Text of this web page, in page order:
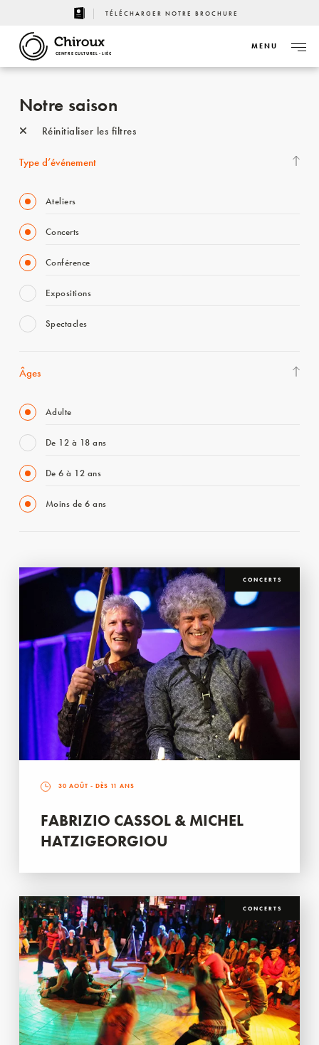
TÉLÉCHARGER NOTRE BROCHURE
CENTRE CULTUREL - LIÈGE
MENU
Notre saison
Réinitialiser les filtres
Type d’événement
Ateliers
Concerts
Conférence
Expositions
Spectacles
Âges
Adulte
De 12 à 18 ans
De 6 à 12 ans
Moins de 6 ans
CONCERTS
30 AOÛT - DÈS 11 ANS
FABRIZIO CASSOL & MICHEL
HATZIGEORGIOU
CONCERTS